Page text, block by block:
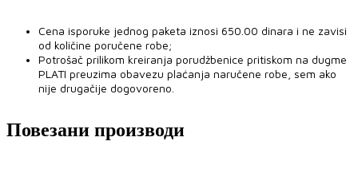
Cena isporuke jednog paketa iznosi 650.00 dinara i ne zavisi
od količine poručene robe;
Potrošač prilikom kreiranja porudžbenice pritiskom na dugme
PLATI preuzima obavezu plaćanja naručene robe, sem ako
nije drugačije dogovoreno.
Повезани производи